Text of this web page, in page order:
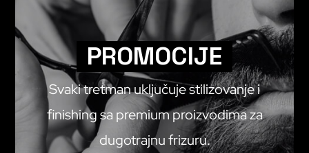
PROMOCIJE
Svaki tretman uključuje stilizovanje i
finishing sa premium proizvodima za
dugotrajnu frizuru.